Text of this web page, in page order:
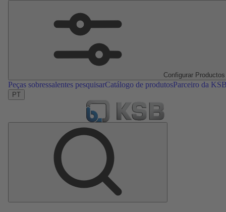
Configurar Productos
Peças sobressalentes pesquisarCatálogo de produtosParceiro da
PT